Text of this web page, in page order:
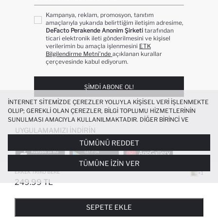
ERKEK TRIKO BERE
249.99 TL
+1
SEPETE EKLE
Kampanya, reklam, promosyon, tanıtım
amaçlarıyla yukarıda belirttiğim iletişim adresime,
DeFacto Perakende Anonim Şirketi tarafından
ticari elektronik ileti gönderilmesini ve kişisel
verilerimin bu amaçla işlenmesini ETK
Bilgilendirme Metni’nde açıklanan kurallar
çerçevesinde kabul ediyorum.
ŞIMDI ABONE OL!
UYGULAMAMIZI İNDIRIN
POPÜLER KATEGORILER
KADIN BEYAZ TIŞÖRT
İNTERNET SITEMIZDE ÇEREZLER YOLUYLA KIŞISEL VERI IŞLENMEKTE
OLUP; GEREKLI OLAN ÇEREZLER, BILGI TOPLUMU HIZMETLERININ
SUNULMASI AMACIYLA KULLANILMAKTADIR. DIĞER BIRINCI VE
ÜÇÜNCÜ TARAF ÇEREZLER ISE SIZE DAHA IYI BIR ALIŞVERIŞ
DENEYIMI SUNULABILMESI, SITEMIZIN DAHA IŞLEVSEL KILINMASI VE
KIŞISELLEŞTIRMESI VE AÇIK RIZA VERMENIZ HALINDE, SIZLERE
YÖNELIK PAZARLAMA FAALIYETLERININ YAPILMASI AMAÇLARIYLA
SINIRLI OLARAK KULLANILACAKTIR. ÇEREZLERE DAIR TERCIHLERINIZI
ÇEREZ TERCIHLERIPANELI ARACILIĞIYLA HER ZAMAN YÖNETEBILIR,
ÇEREZLERLE ILGILI DAHA DETAYLI BILGIYE
TÜMÜNÜ REDDET
TÜMÜNE İZIN VER